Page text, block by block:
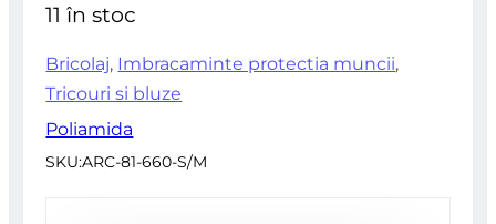
11 în stoc
Bricolaj, Imbracaminte protectia muncii,
Tricouri si bluze
Poliamida
SKU:ARC-81-660-S/M